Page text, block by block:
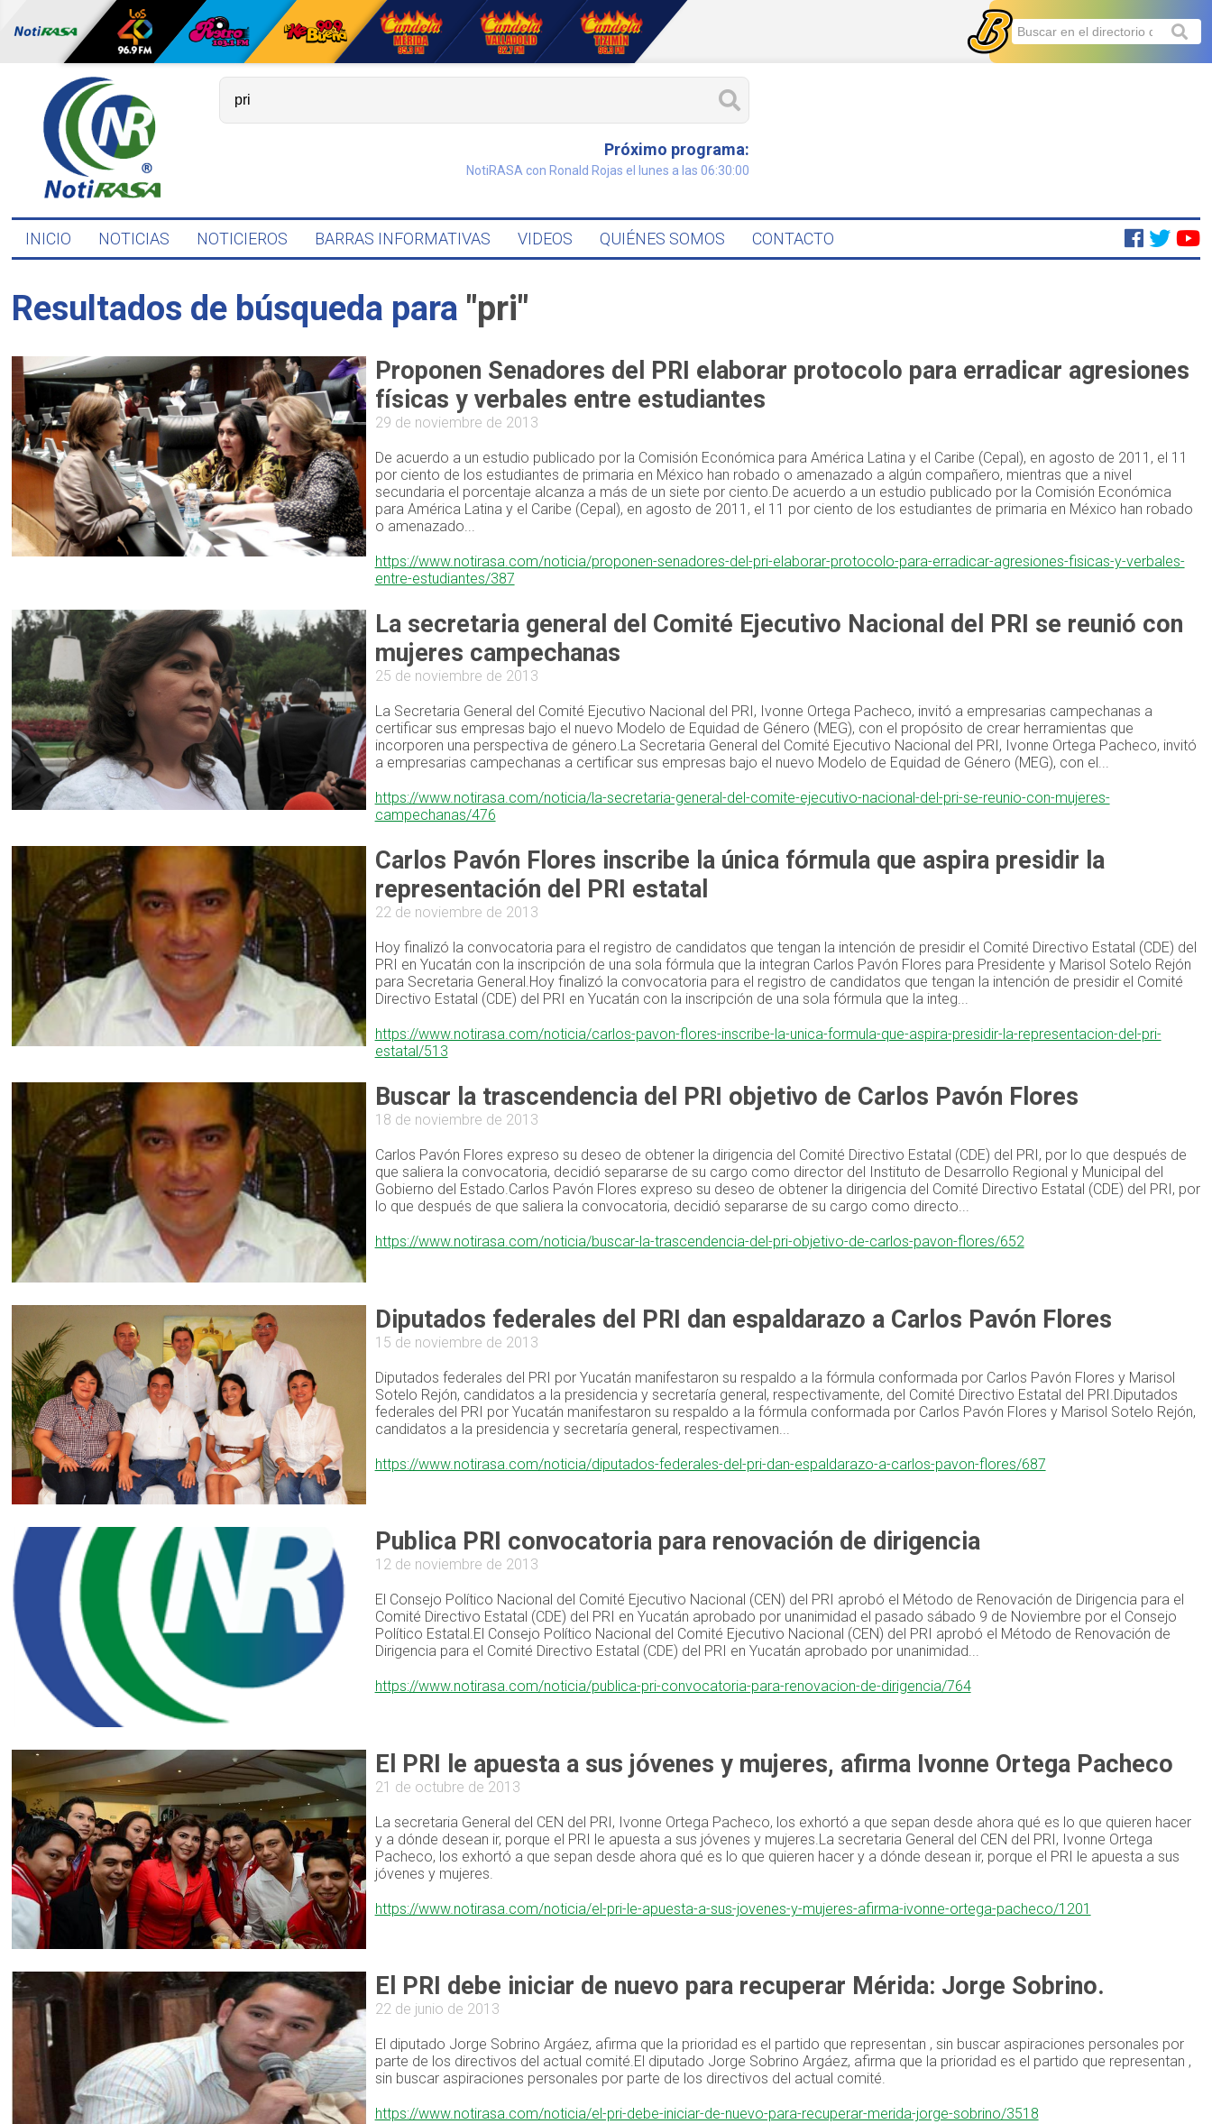
Próximo programa:
NotiRASA con Ronald Rojas el lunes a las 06:30:00
INICIO NOTICIAS NOTICIEROS BARRAS INFORMATIVAS VIDEOS QUIÉNES SOMOS CONTACTO
Resultados de búsqueda para "pri"
Proponen Senadores del PRI elaborar protocolo para erradicar agresiones
físicas y verbales entre estudiantes
29 de noviembre de 2013
De acuerdo a un estudio publicado por la Comisión Económica para América Latina y el Caribe (Cepal), en agosto de 2011, el 11
por ciento de los estudiantes de primaria en México han robado o amenazado a algún compañero, mientras que a nivel
secundaria el porcentaje alcanza a más de un siete por ciento.De acuerdo a un estudio publicado por la Comisión Económica
para América Latina y el Caribe (Cepal), en agosto de 2011, el 11 por ciento de los estudiantes de primaria en México han robado
o amenazado...
https://www.notirasa.com/noticia/proponen-senadores-del-pri-elaborar-protocolo-para-erradicar-agresiones-fisicas-y-verbales-
entre-estudiantes/387
La secretaria general del Comité Ejecutivo Nacional del PRI se reunió con
mujeres campechanas
25 de noviembre de 2013
La Secretaria General del Comité Ejecutivo Nacional del PRI, Ivonne Ortega Pacheco, invitó a empresarias campechanas a
certificar sus empresas bajo el nuevo Modelo de Equidad de Género (MEG), con el propósito de crear herramientas que
incorporen una perspectiva de género.La Secretaria General del Comité Ejecutivo Nacional del PRI, Ivonne Ortega Pacheco, invitó
a empresarias campechanas a certificar sus empresas bajo el nuevo Modelo de Equidad de Género (MEG), con el...
https://www.notirasa.com/noticia/la-secretaria-general-del-comite-ejecutivo-nacional-del-pri-se-reunio-con-mujeres-
campechanas/476
Carlos Pavón Flores inscribe la única fórmula que aspira presidir la
representación del PRI estatal
22 de noviembre de 2013
Hoy finalizó la convocatoria para el registro de candidatos que tengan la intención de presidir el Comité Directivo Estatal (CDE) del
PRI en Yucatán con la inscripción de una sola fórmula que la integran Carlos Pavón Flores para Presidente y Marisol Sotelo Rejón
para Secretaria General.Hoy finalizó la convocatoria para el registro de candidatos que tengan la intención de presidir el Comité
Directivo Estatal (CDE) del PRI en Yucatán con la inscripción de una sola fórmula que la integ...
https://www.notirasa.com/noticia/carlos-pavon-flores-inscribe-la-unica-formula-que-aspira-presidir-la-representacion-del-pri-
estatal/513
Buscar la trascendencia del PRI objetivo de Carlos Pavón Flores
18 de noviembre de 2013
Carlos Pavón Flores expreso su deseo de obtener la dirigencia del Comité Directivo Estatal (CDE) del PRI, por lo que después de
que saliera la convocatoria, decidió separarse de su cargo como director del Instituto de Desarrollo Regional y Municipal del
Gobierno del Estado.Carlos Pavón Flores expreso su deseo de obtener la dirigencia del Comité Directivo Estatal (CDE) del PRI, por
lo que después de que saliera la convocatoria, decidió separarse de su cargo como directo...
https://www.notirasa.com/noticia/buscar-la-trascendencia-del-pri-objetivo-de-carlos-pavon-flores/652
Diputados federales del PRI dan espaldarazo a Carlos Pavón Flores
15 de noviembre de 2013
Diputados federales del PRI por Yucatán manifestaron su respaldo a la fórmula conformada por Carlos Pavón Flores y Marisol
Sotelo Rejón, candidatos a la presidencia y secretaría general, respectivamente, del Comité Directivo Estatal del PRI.Diputados
federales del PRI por Yucatán manifestaron su respaldo a la fórmula conformada por Carlos Pavón Flores y Marisol Sotelo Rejón,
candidatos a la presidencia y secretaría general, respectivamen...
https://www.notirasa.com/noticia/diputados-federales-del-pri-dan-espaldarazo-a-carlos-pavon-flores/687
Publica PRI convocatoria para renovación de dirigencia
12 de noviembre de 2013
El Consejo Político Nacional del Comité Ejecutivo Nacional (CEN) del PRI aprobó el Método de Renovación de Dirigencia para el
Comité Directivo Estatal (CDE) del PRI en Yucatán aprobado por unanimidad el pasado sábado 9 de Noviembre por el Consejo
Político Estatal.El Consejo Político Nacional del Comité Ejecutivo Nacional (CEN) del PRI aprobó el Método de Renovación de
Dirigencia para el Comité Directivo Estatal (CDE) del PRI en Yucatán aprobado por unanimidad...
https://www.notirasa.com/noticia/publica-pri-convocatoria-para-renovacion-de-dirigencia/764
El PRI le apuesta a sus jóvenes y mujeres, afirma Ivonne Ortega Pacheco
21 de octubre de 2013
La secretaria General del CEN del PRI, Ivonne Ortega Pacheco, los exhortó a que sepan desde ahora qué es lo que quieren hacer
y a dónde desean ir, porque el PRI le apuesta a sus jóvenes y mujeres.La secretaria General del CEN del PRI, Ivonne Ortega
Pacheco, los exhortó a que sepan desde ahora qué es lo que quieren hacer y a dónde desean ir, porque el PRI le apuesta a sus
jóvenes y mujeres.
https://www.notirasa.com/noticia/el-pri-le-apuesta-a-sus-jovenes-y-mujeres-afirma-ivonne-ortega-pacheco/1201
El PRI debe iniciar de nuevo para recuperar Mérida: Jorge Sobrino.
22 de junio de 2013
El diputado Jorge Sobrino Argáez, afirma que la prioridad es el partido que representan , sin buscar aspiraciones personales por
parte de los directivos del actual comité.El diputado Jorge Sobrino Argáez, afirma que la prioridad es el partido que representan ,
sin buscar aspiraciones personales por parte de los directivos del actual comité.
https://www.notirasa.com/noticia/el-pri-debe-iniciar-de-nuevo-para-recuperar-merida-jorge-sobrino/3518